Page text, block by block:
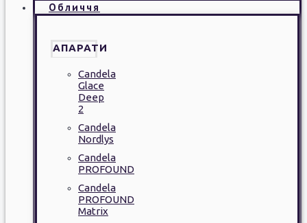
Обличчя
АПАРАТИ
Candela
Glace
Deep
2
Candela
Nordlys
Candela
PROFOUND
Candela
PROFOUND
Matrix